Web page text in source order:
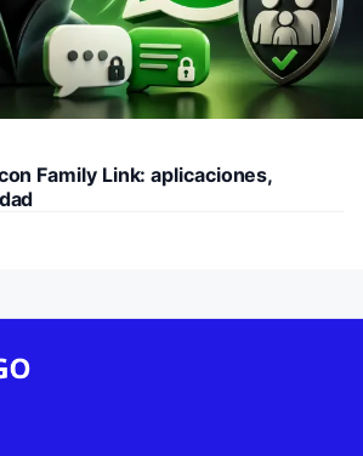
Family Link: aplicaciones,